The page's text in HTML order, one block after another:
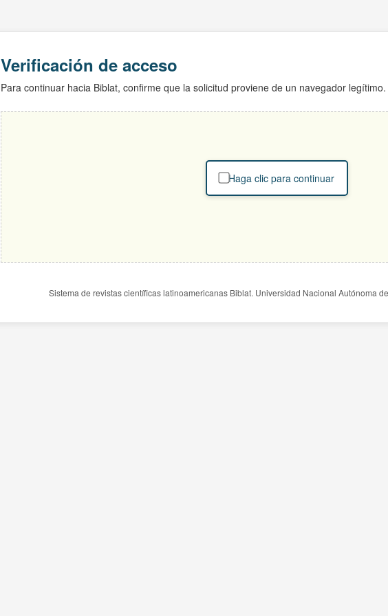
Verificación de acceso
Para continuar hacia Biblat, confirme que la solicitud proviene de un navegador legítimo.
Haga clic para continuar
Sistema de revistas científicas latinoamericanas Biblat. Universidad Nacional Autónoma